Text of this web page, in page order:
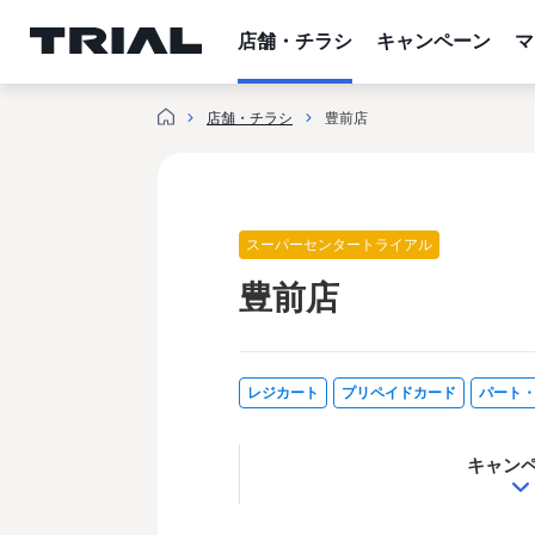
店舗・チラシ キャンペーン
店舗・チラシ 豊前店
スーパーセンタートライアル
豊前店
レジカート プリペイドカード パート
キャン